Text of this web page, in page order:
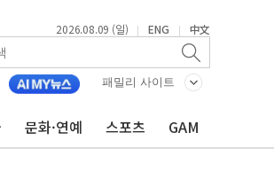
2026.08.09 (일) | ENG | 中文
패밀리 사이트
문화·연예 스포츠 GAM
·지원 '총력'
45.42% vs 鄭 44.56%
후보